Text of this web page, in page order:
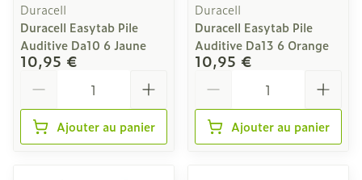
Duracell
Duracell Easytab Pile
Auditive Da10 6 Jaune
10,95 €
Ajouter au panier
Duracell
Duracell Easytab Pile
Auditive Da13 6 Orange
10,95 €
Ajouter au panier